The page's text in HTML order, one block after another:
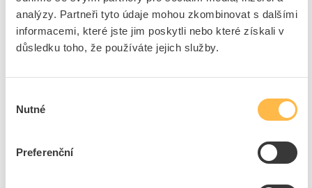
analýzy. Partneři tyto údaje mohou zkombinovat s dalšími
informacemi, které jste jim poskytli nebo které získali v
důsledku toho, že používáte jejich služby.
souhlasu
Nutné
Preferenční
DEN BRAVEN Sada 3+2 náhradních aplikačních